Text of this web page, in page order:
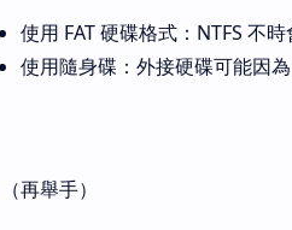
使用 FAT 硬碟格式：NTFS 不時
使用隨身碟：外接硬碟可能因
（再舉手）